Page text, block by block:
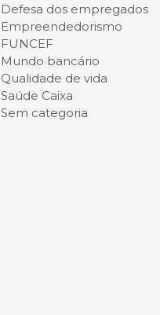
Defesa dos empregados
Empreendedorismo
FUNCEF
Mundo bancário
Qualidade de vida
Saúde Caixa
Sem categoria